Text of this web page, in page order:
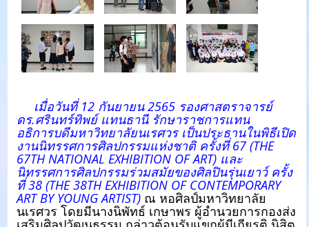
เมื่อวันที่ 12 กันยายน 2565 รองศาสตราจารย์
ดร.ศรินทร์ทิพย์ แทนธานี รักษาราชการแทน
อธิการบดีมหาวิทยาลัยนเรศวร เป็นประธานในพิธีเปิด
งานนิทรรศการศิลปกรรมแห่งชาติ ครั้งที่ 67 (THE
67TH NATIONAL EXHIBITION OF ART) และ
นิทรรศการศิลปกรรมร่วมสมัยของศิลปินรุ่นเยาว์ ครั้ง
ที่ 38 (THE 38TH EXHIBITION OF CONTEMPORARY
ART BY YOUNG ARTIST) ณ หอศิลป์มหาวิทยาลัย
นเรศวร โดยมีนางนิพัทธ์ เกษาพร ผู้อำนวยการกองส่ง